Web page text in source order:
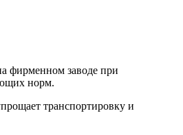
фирменном заводе при
норм.
транспортировку и